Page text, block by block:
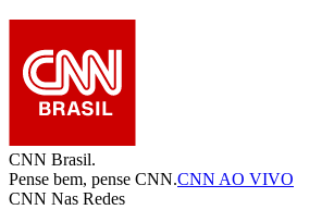
CNN Brasil.
Pense bem, pense CNN.CNN AO VIVO
CNN Nas Redes